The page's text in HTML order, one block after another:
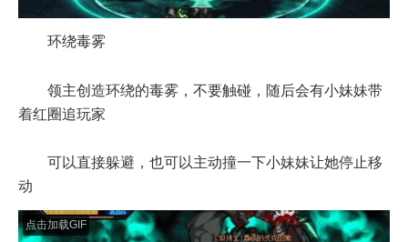
环绕毒雾
领主创造环绕的毒雾，不要触碰，随后会有小妹妹带
着红圈追玩家
可以直接躲避，也可以主动撞一下小妹妹让她停止移
动
点击加载GIF